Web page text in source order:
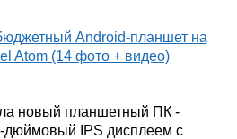
новый планшетный ПК -
IPS дисплеем с